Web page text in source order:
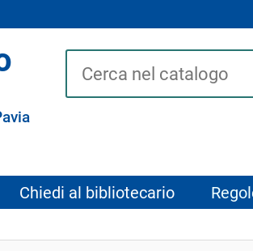
Cerca su "Catalogo"
Chiedi al bibliotecario